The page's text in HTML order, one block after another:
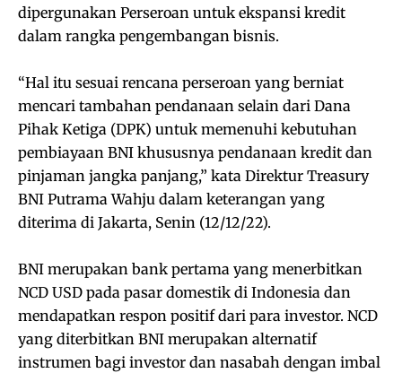
dipergunakan Perseroan untuk ekspansi kredit
dalam rangka pengembangan bisnis.
“Hal itu sesuai rencana perseroan yang berniat
mencari tambahan pendanaan selain dari Dana
Pihak Ketiga (DPK) untuk memenuhi kebutuhan
pembiayaan BNI khususnya pendanaan kredit dan
pinjaman jangka panjang,” kata Direktur Treasury
BNI Putrama Wahju dalam keterangan yang
diterima di Jakarta, Senin (12/12/22).
BNI merupakan bank pertama yang menerbitkan
NCD USD pada pasar domestik di Indonesia dan
mendapatkan respon positif dari para investor. NCD
yang diterbitkan BNI merupakan alternatif
instrumen bagi investor dan nasabah dengan imbal